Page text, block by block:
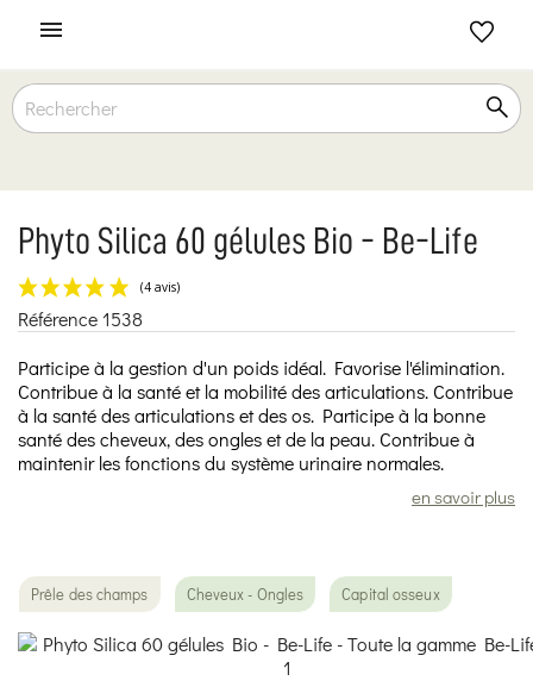

Phyto Silica 60 gélules Bio - Be-Life
(4 avis)
Référence1538
Participe à la gestion d'un poids idéal. Favorise l'élimination.
Contribue à la santé et la mobilité des articulations. Contribue
à la santé des articulations et des os. Participe à la bonne
santé des cheveux, des ongles et de la peau. Contribue à
maintenir les fonctions du système urinaire normales.
en savoir plus
Prêle des champs Cheveux - Ongles Capital osseux